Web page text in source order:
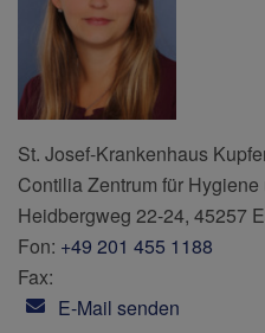
St. Josef-Krankenhaus
Contilia Zentrum für
Heidbergweg 22-24, 45257
Fon: +49 201 455 1188
Fax:
E-Mail senden